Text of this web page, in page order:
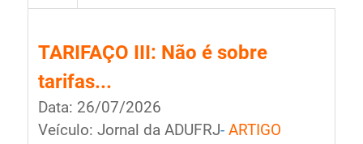
Advocacia-Geral da União
Planalto
TARIFAÇO III: Não é sobre
tarifas...
Data: 26/07/2026
Veículo: Jornal da ADUFRJ- ARTIGO